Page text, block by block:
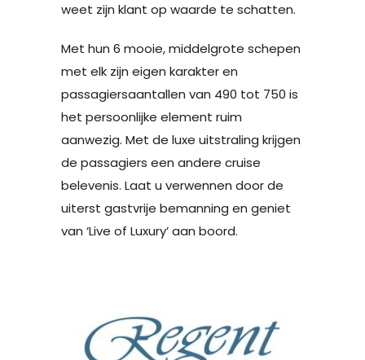
weet zijn klant op waarde te schatten.
Met hun 6 mooie, middelgrote schepen
met elk zijn eigen karakter en
passagiersaantallen van 490 tot 750 is
het persoonlijke element ruim
aanwezig. Met de luxe uitstraling krijgen
de passagiers een andere cruise
belevenis. Laat u verwennen door de
uiterst gastvrije bemanning en geniet
van ‘Live of Luxury’ aan boord.